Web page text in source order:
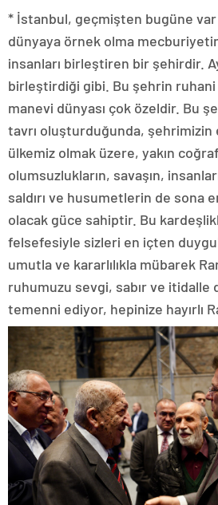
* İstanbul, geçmişten bugüne
dünyaya örnek olma
insanları birleştiren bir şehirdir.
birleştirdiği gibi. Bu şehrin ruhani
manevi dünyası çok özeldir. Bu
tavrı oluşturduğunda, şehrimizin
ülkemiz olmak üzere, yakın
olumsuzlukların, savaşın,
saldırı ve husumetlerin de sona
olacak güce sahiptir. Bu
felsefesiyle sizleri en içten
umutla ve kararlılıkla mübarek
ruhumuzu sevgi, sabır ve itidalle
temenni ediyor, hepinize hayırlı